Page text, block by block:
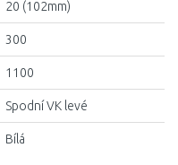
20 (102mm)
300
1100
Spodní VK levé
Bílá